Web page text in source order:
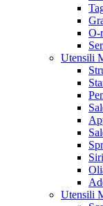
O-
Utensili
Utensili